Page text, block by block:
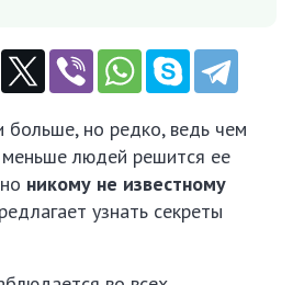
больше, но редко, ведь чем
людей решится ее
никому не известному
узнать секреты